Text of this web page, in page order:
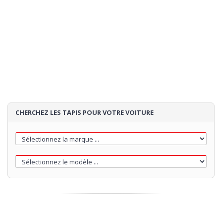
65€
CHERCHEZ LES TAPIS POUR VOTRE VOITURE